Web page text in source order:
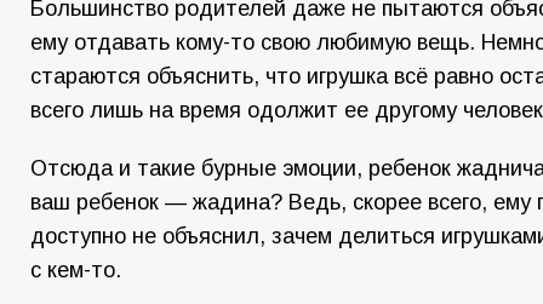
Большинство родителей даже не пытаются
ему отдавать кому-то свою любимую вещь.
стараются объяснить, что игрушка всё равно
всего лишь на время одолжит ее другому
Отсюда и такие бурные эмоции, ребенок
ваш ребенок — жадина? Ведь, скорее всего, ему
доступно не объяснил, зачем делиться
с кем-то.